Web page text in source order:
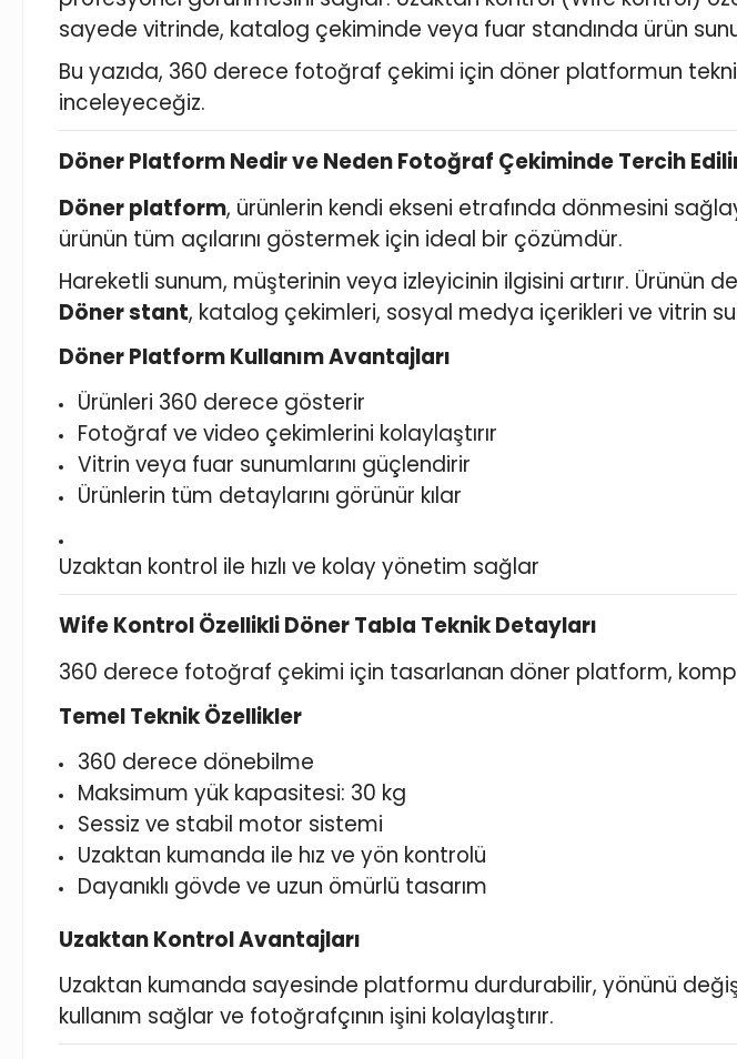
sayede vitrinde, katalog çekiminde veya fuar standında ürün
Bu yazıda, 360 derece fotoğraf çekimi için döner platformun
inceleyeceğiz.
Döner Platform Nedir ve Neden Fotoğraf Çekiminde Tercih
Döner platform, ürünlerin kendi ekseni etrafında dönmesini
ürünün tüm açılarını göstermek için ideal bir çözümdür.
Hareketli sunum, müşterinin veya izleyicinin ilgisini artırır.
Döner stant, katalog çekimleri, sosyal medya içerikleri ve vitrin
Döner Platform Kullanım Avantajları
Ürünleri 360 derece gösterir
Fotoğraf ve video çekimlerini kolaylaştırır
Vitrin veya fuar sunumlarını güçlendirir
Ürünlerin tüm detaylarını görünür kılar
Uzaktan kontrol ile hızlı ve kolay yönetim sağlar
Wife Kontrol Özellikli Döner Tabla Teknik Detayları
360 derece fotoğraf çekimi için tasarlanan döner platform,
Temel Teknik Özellikler
360 derece dönebilme
Maksimum yük kapasitesi: 30 kg
Sessiz ve stabil motor sistemi
Uzaktan kumanda ile hız ve yön kontrolü
Dayanıklı gövde ve uzun ömürlü tasarım
Uzaktan Kontrol Avantajları
Uzaktan kumanda sayesinde platformu durdurabilir, yönünü
kullanım sağlar ve fotoğrafçının işini kolaylaştırır.